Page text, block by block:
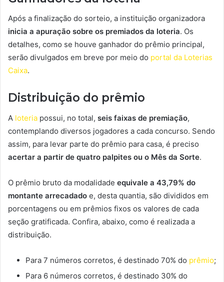
Após a finalização do sorteio, a instituição organizadora
inicia a apuração sobre os premiados da loteria. Os
detalhes, como se houve ganhador do prêmio principal,
serão divulgados em breve por meio do portal da Loterias
Caixa.
Distribuição do prêmio
A loteria possui, no total, seis faixas de premiação,
contemplando diversos jogadores a cada concurso. Sendo
assim, para levar parte do prêmio para casa, é preciso
acertar a partir de quatro palpites ou o Mês da Sorte.
O prêmio bruto da modalidade equivale a 43,79​% do
montante arrecadado e, desta quantia, são divididos em
porcentagens ou em prêmios fixos os valores de cada
seção gratificada. Confira, abaixo, como é realizada a
distribuição.
Para 7 números corretos, é destinado 70% do prêmio;
Para 6 números corretos, é destinado 30% do